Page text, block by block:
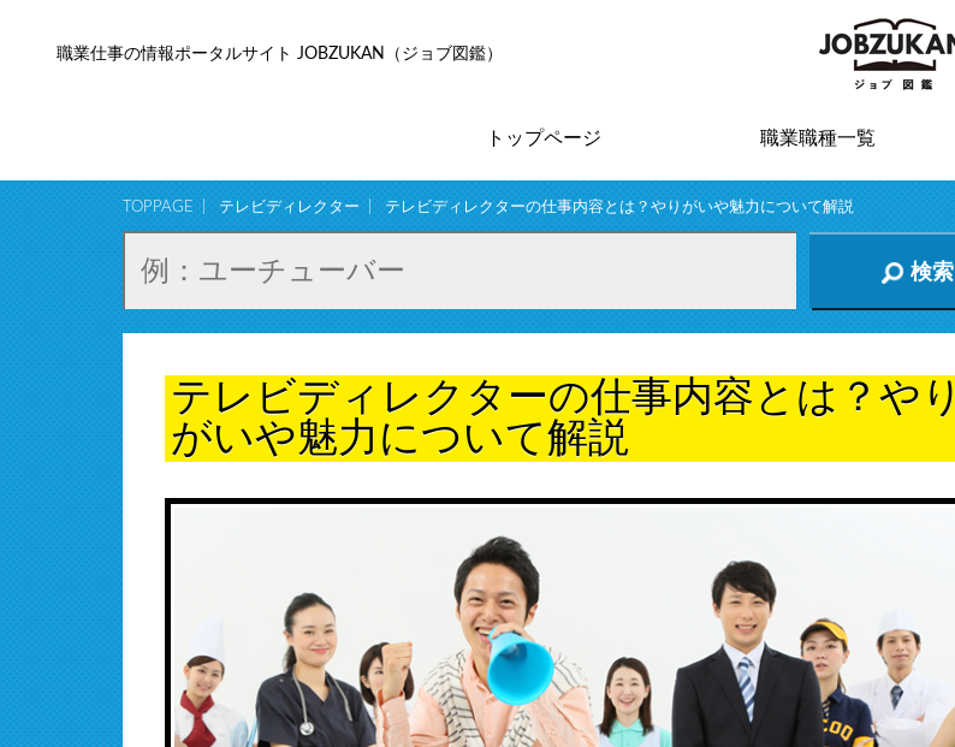
職業仕事の情報ポータルサイト JOBZUKAN（ジョブ図鑑）
トップページ 職業職種一覧
TOPPAGE テレビディレクター テレビディレクターの仕事内容とは？やりがいや魅力について解説
検索
テレビディレクターの仕事内容とは？やり
がいや魅力について解説